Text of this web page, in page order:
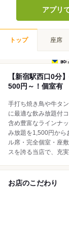
アプリ
トップ 座席
貯
【新宿駅西口0分
500円～！個室有
手打ち焼き鳥や牛タ
に最適な飲み放題付
含め豊富なラインナ
み放題を1,500円から
ル席・完全個室・座
スを誇る当店で、充
お店のこだわり